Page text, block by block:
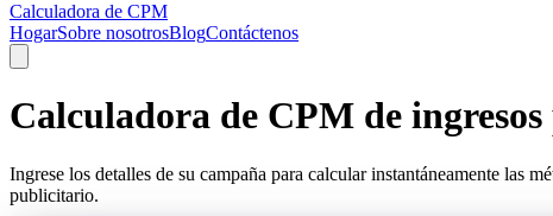
Calculadora de CPM
HogarSobre nosotrosBlogContáctenos
Calculadora de CPM de
Ingrese los detalles de su campaña para calcular instantáneamente las
publicitario.